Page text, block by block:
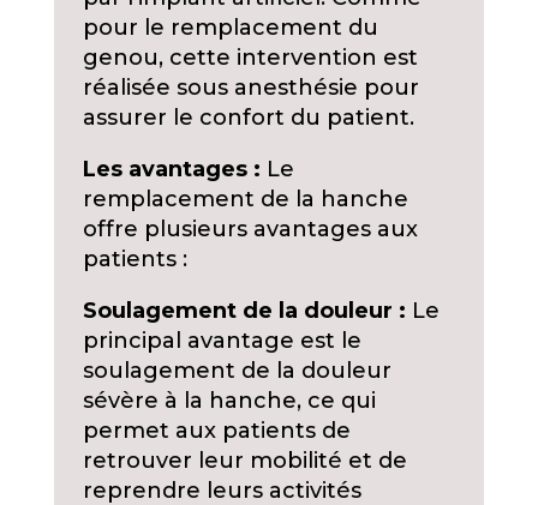
pour le remplacement du
genou, cette intervention est
réalisée sous anesthésie pour
assurer le confort du patient.
Les avantages : Le
remplacement de la hanche
offre plusieurs avantages aux
patients :
Soulagement de la douleur : Le
principal avantage est le
soulagement de la douleur
sévère à la hanche, ce qui
permet aux patients de
retrouver leur mobilité et de
reprendre leurs activités